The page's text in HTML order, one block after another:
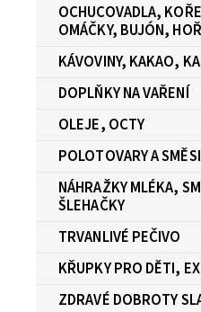
OCHUCOVADLA,
OMÁČKY, BUJÓN,
KÁVOVINY, KAKAO,
DOPLŇKY NA VAŘENÍ
OLEJE, OCTY
POLOTOVARY A SMĚSI
NÁHRAŽKY MLÉKA,
ŠLEHAČKY
TRVANLIVÉ PEČIVO
KŘUPKY PRO DĚTI,
ZDRAVÉ DOBROTY